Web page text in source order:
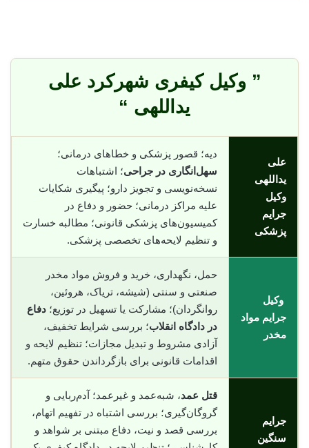
” وکیل کیفری شهرکرد علی
یداللهی “
علی
یداللهی
وکیل
جرایم
پزشکی
دیه؛ قصور پزشکی و خطاهای درمانی؛
سهل‌انگاری در جراحی؛ اشتباهات
نسخه‌نویسی و تجویز دارو؛ پیگیری شکایات
علیه مراکز درمانی؛ حضور و دفاع در
کمیسیون‌های پزشکی قانونی؛ مطالبه خسارت
و تنظیم لایحه‌های تخصصی پزشکی.
وکیل
جرایم مواد
مخدر
حمل، نگهداری، خرید و فروش مواد مخدر
صنعتی و سنتی (شیشه، تریاک، هروئین،
روانگردان)؛ مشارکت یا تسهیل در توزیع؛ دفاع
در دادگاه انقلاب؛ بررسی شرایط تخفیف،
آزادی مشروط و تبدیل مجازات؛ تنظیم لایحه و
اقدامات قانونی برای بازگرداندن حقوق متهم.
جرایم
سنگین
قتل عمد، شبه‌عمد و غیرعمد؛ آدم‌ربایی و
گروگان‌گیری؛ بررسی اشتباه در تفهیم اتهام،
بررسی قصد و نیت، دفاع مبتنی بر شواهد و